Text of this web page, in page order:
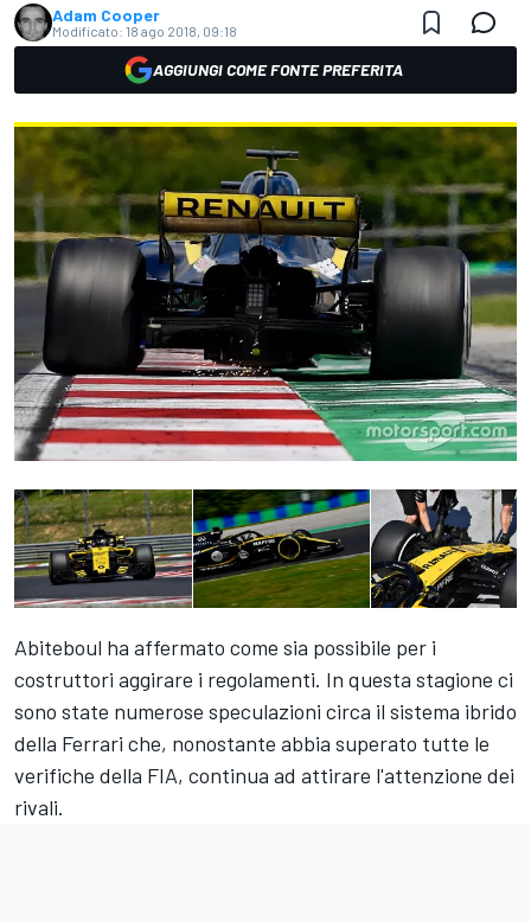
Adam Cooper
Modificato: 18 ago 2018, 09:18
AGGIUNGI COME FONTE PREFERITA
Abiteboul ha affermato come sia possibile per i
costruttori aggirare i regolamenti. In questa stagione ci
sono state numerose speculazioni circa il sistema ibrido
della Ferrari che, nonostante abbia superato tutte le
verifiche della FIA, continua ad attirare l'attenzione dei
rivali.